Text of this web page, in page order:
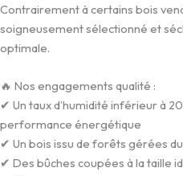
Contrairement à certains bois
soigneusement sélectionné et
optimale.
🔥 Nos engagements qualité :
✔ Un taux d’humidité inférieur à
performance énergétique
✔ Un bois issu de forêts gérées
✔ Des bûches coupées à la taille